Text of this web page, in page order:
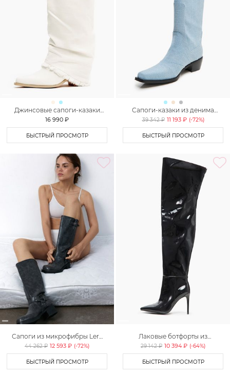
Джинсовые сапоги-казаки
Lera Nena Unreal
16 990 ₽
БЫСТРЫЙ ПРОСМОТР
Сапоги-казаки из денима
Lera Nena Unreal
39 342 ₽ 11 193 ₽ (-72%)
БЫСТРЫЙ ПРОСМОТР
Сапоги из микрофибры Lera
Nena Unreal
44 262 ₽ 12 593 ₽ (-72%)
БЫСТРЫЙ ПРОСМОТР
Лаковые ботфорты из
микрофибры Lera Nena
29 142 ₽ 10 394 ₽ (-64%)
БЫСТРЫЙ ПРОСМОТР